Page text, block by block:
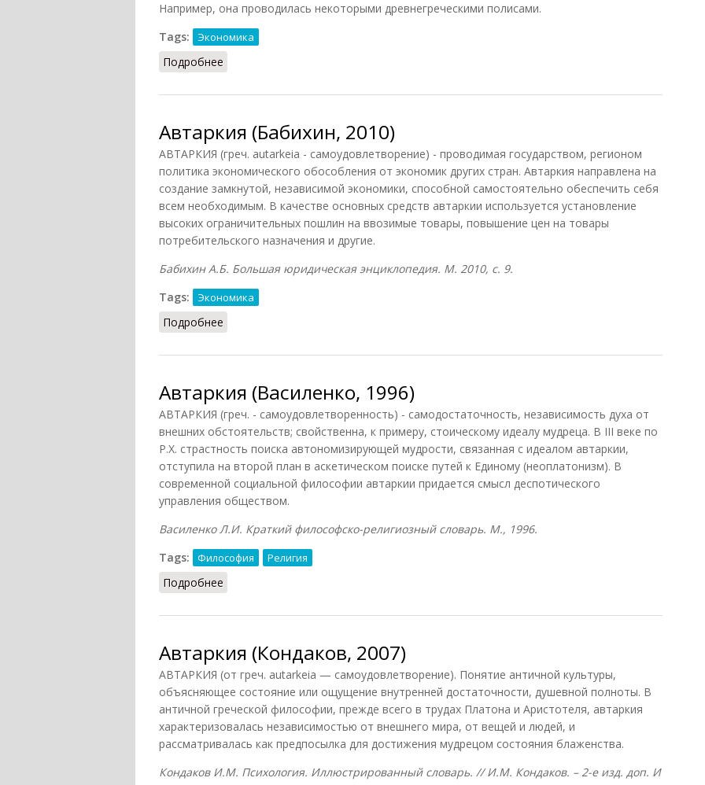
Например, она проводилась некоторыми древнегреческими полисами.
Tags:
Экономика
Подробнее
Автаркия (Бабихин, 2010)
АВТАРКИЯ (греч. autarkeia - самоудовлетворение) - проводимая государством, регионом
политика экономического обособления от экономик других стран. Автаркия направлена на
создание замкнутой, независимой экономики, способной самостоятельно обеспечить себя
всем необходимым. В качестве основных средств автаркии используется установление
высоких ограничительных пошлин на ввозимые товары, повышение цен на товары
потребительского назначения и другие.
Бабихин А.Б. Большая юридическая энциклопедия. М. 2010, с. 9.
Tags:
Экономика
Подробнее
Автаркия (Василенко, 1996)
АВТАРКИЯ (греч. - самоудовлетворенность) - самодостаточность, независимость духа от
внешних обстоятельств; свойственна, к примеру, стоическому идеалу мудреца. В III веке по
Р.Х. страстность поиска автономизирующей мудрости, связанная с идеалом автаркии,
отступила на второй план в аскетическом поиске путей к Единому (неоплатонизм). В
современной социальной философии автаркии придается смысл деспотического
управления обществом.
Василенко Л.И. Краткий философско-религиозный словарь. М., 1996.
Tags:
Философия Религия
Подробнее
Автаркия (Кондаков, 2007)
АВТАРКИЯ (от греч. autarkeia — самоудовлетворение). Понятие античной культуры,
объясняющее состояние или ощущение внутренней достаточности, душевной полноты. В
античной греческой философии, прежде всего в трудах Платона и Аристотеля, автаркия
характеризовалась независимостью от внешнего мира, от вещей и людей, и
рассматривалась как предпосылка для достижения мудрецом состояния блаженства.
Кондаков И.М. Психология. Иллюстрированный словарь. // И.М. Кондаков. – 2-е изд. доп. И